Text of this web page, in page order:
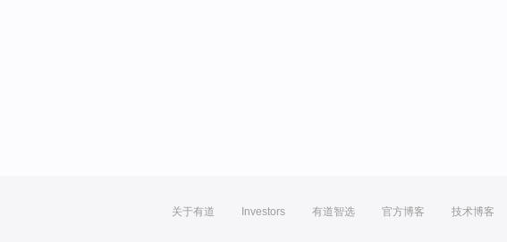
关于有道 Investors 有道智选 官方博客 技术博客